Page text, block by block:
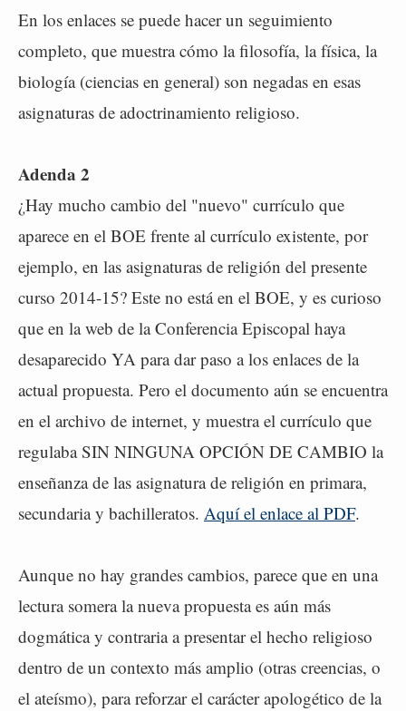
En los enlaces se puede hacer un seguimiento
completo, que muestra cómo la filosofía, la física, la
biología (ciencias en general) son negadas en esas
asignaturas de adoctrinamiento religioso.
Adenda 2
¿Hay mucho cambio del "nuevo" currículo que
aparece en el BOE frente al currículo existente, por
ejemplo, en las asignaturas de religión del presente
curso 2014-15? Este no está en el BOE, y es curioso
que en la web de la Conferencia Episcopal haya
desaparecido YA para dar paso a los enlaces de la
actual propuesta. Pero el documento aún se encuentra
en el archivo de internet, y muestra el currículo que
regulaba SIN NINGUNA OPCIÓN DE CAMBIO la
enseñanza de las asignatura de religión en primara,
secundaria y bachilleratos. Aquí el enlace al PDF.
Aunque no hay grandes cambios, parece que en una
lectura somera la nueva propuesta es aún más
dogmática y contraria a presentar el hecho religioso
dentro de un contexto más amplio (otras creencias, o
el ateísmo), para reforzar el carácter apologético de la